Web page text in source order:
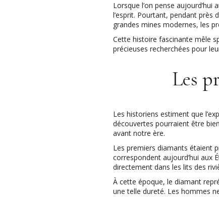
Lorsque l’on pense
l’esprit. Pourtant, pendant près
grandes mines modernes, les
Cette histoire fascinante mêle
précieuses recherchées pour
Les
Les historiens estiment que
découvertes pourraient être
avant notre ère.
Les premiers diamants étaient
correspondent aujourd’hui aux
directement dans les lits des
À cette époque, le diamant
une telle dureté. Les hommes